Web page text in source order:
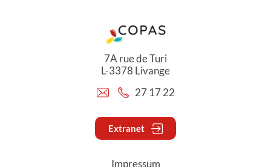
7A rue de Turi
L-3378 Livange
27 17 22
Extranet
Impressum